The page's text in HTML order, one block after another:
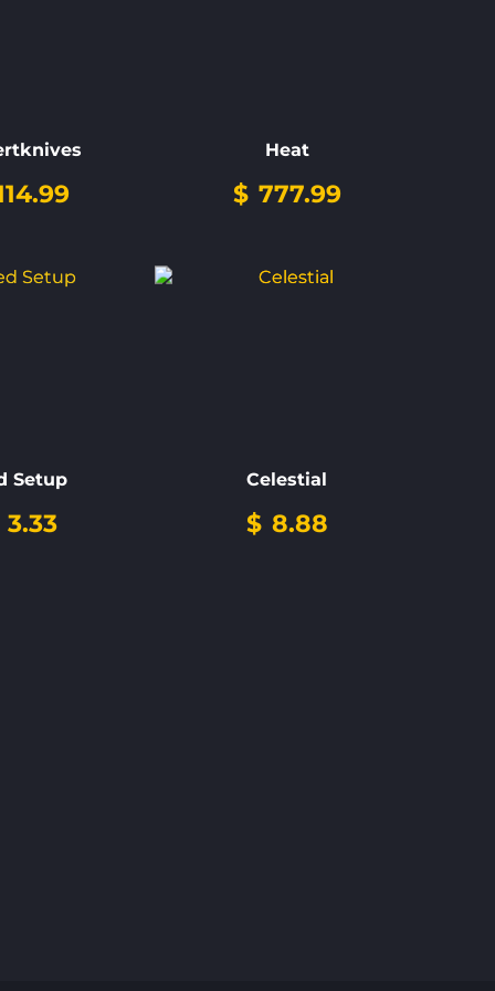
Heat
$ 777.99
Setup
3.33
Celestial
$ 8.88